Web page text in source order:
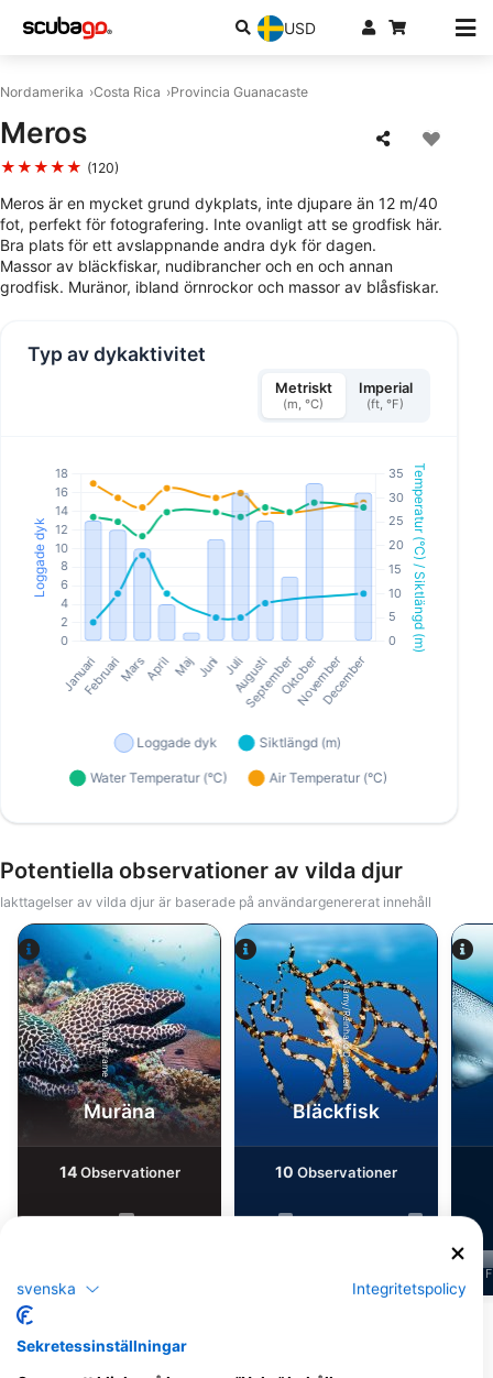
USD
Nordamerika Costa Rica Provincia Guanacaste
Meros
★★★★★ (120)
Meros är en mycket grund dykplats, inte djupare än 12 m/40
fot, perfekt för fotografering. Inte ovanligt att se grodfisk här.
Bra plats för ett avslappnande andra dyk för dagen.
Massor av bläckfiskar, nudibrancher och en och annan
grodfisk. Muränor, ibland örnrockor och massor av blåsfiskar.
Typ av dykaktivitet
Metriskt
(m, °C)
Imperial
(ft, °F)
Potentiella observationer av vilda djur
Iakttagelser av vilda djur är baserade på användargenererat innehåll
Alamy-WaterFrame
Muräna
14Observationer
Alamy/Reinhard Dirscherl
Bläckfisk
10 Observationer
F
svenska Integritetspolicy
Sekretessinställningar